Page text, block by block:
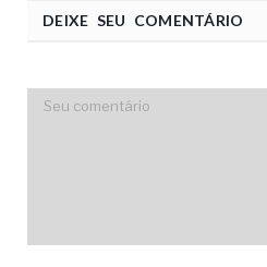
DEIXE SEU COMENTÁRIO